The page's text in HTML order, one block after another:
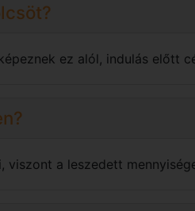
ez alól, indulás előtt
viszont a leszedett